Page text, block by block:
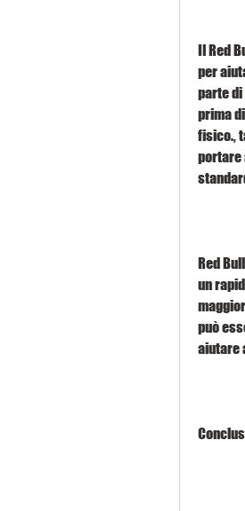
Il Red
per
parte di
prima
fisico.,
portare
Red
un
può
aiutare